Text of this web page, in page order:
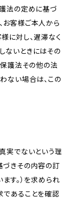
法の定めに基づ
お客様ご本人から
に対し、遅滞なく
ないときにはその
保護法その他の法
ない場合は、この
実でないという理
づきその内容の訂
す。）を求められ
であることを確認